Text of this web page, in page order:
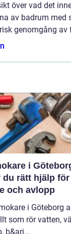
över vad det
av badrum med
genomgång av
i
du rätt hjälp för
och avlopp
i Göteborg
som rör vatten,
b&ari...